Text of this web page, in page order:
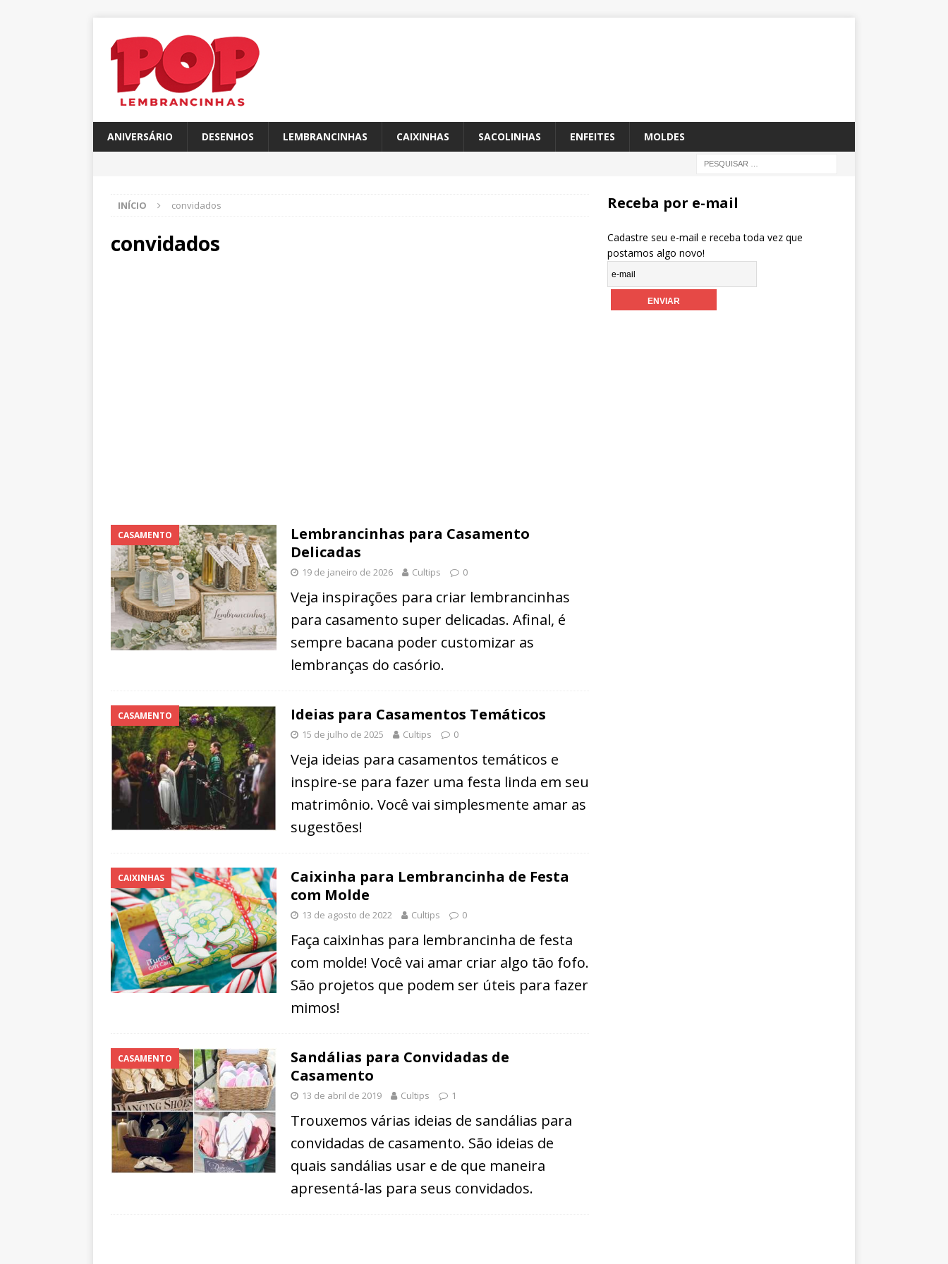
ANIVERSÁRIO DESENHOS LEMBRANCINHAS CAIXINHAS SACOLINHAS ENFEITES MOLDES
INÍCIO convidados
convidados
CASAMENTO
Lembrancinhas para Casamento
Delicadas
19 de janeiro de 2026 Cultips 0
Veja inspirações para criar lembrancinhas
para casamento super delicadas. Afinal, é
sempre bacana poder customizar as
lembranças do casório.
CASAMENTO Ideias para Casamentos Temáticos
15 de julho de 2025 Cultips 0
Veja ideias para casamentos temáticos e
inspire-se para fazer uma festa linda em seu
matrimônio. Você vai simplesmente amar as
sugestões!
CAIXINHAS
Caixinha para Lembrancinha de Festa
com Molde
13 de agosto de 2022 Cultips 0
Faça caixinhas para lembrancinha de festa
com molde! Você vai amar criar algo tão fofo.
São projetos que podem ser úteis para fazer
mimos!
CASAMENTO
Sandálias para Convidadas de
Casamento
13 de abril de 2019 Cultips 1
Trouxemos várias ideias de sandálias para
convidadas de casamento. São ideias de
quais sandálias usar e de que maneira
apresentá-las para seus convidados.
Receba por e-mail
Cadastre seu e-mail e receba toda vez que
postamos algo novo!